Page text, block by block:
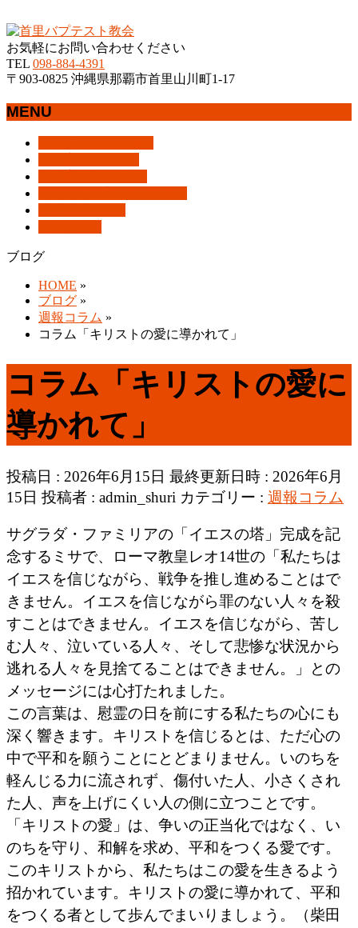
お気軽にお問い合わせください
TEL 098-884-4391
〒903-0825 沖縄県那覇市首里山川町1-17
MENU
す
ブログ
HOME »
ブログ »
週報コラム »
コラム「キリストの愛に導かれて」
コラム「キリストの愛に
導かれて」
投稿日 : 2026年6月15日 最終更新日時 : 2026年6月
15日 投稿者 : admin_shuri カテゴリー : 週報コラム
サグラダ・ファミリアの「イエスの塔」完成を記
念するミサで、ローマ教皇レオ14世の「私たちは
イエスを信じながら、戦争を推し進めることはで
きません。イエスを信じながら罪のない人々を殺
すことはできません。イエスを信じながら、苦し
む人々、泣いている人々、そして悲惨な状況から
逃れる人々を見捨てることはできません。」との
メッセージには心打たれました。
この言葉は、慰霊の日を前にする私たちの心にも
深く響きます。キリストを信じるとは、ただ心の
中で平和を願うことにとどまりません。いのちを
軽んじる力に流されず、傷付いた人、小さくされ
た人、声を上げにくい人の側に立つことです。
「キリストの愛」は、争いの正当化ではなく、い
のちを守り、和解を求め、平和をつくる愛です。
このキリストから、私たちはこの愛を生きるよう
招かれています。キリストの愛に導かれて、平和
をつくる者として歩んでまいりましょう。（柴田